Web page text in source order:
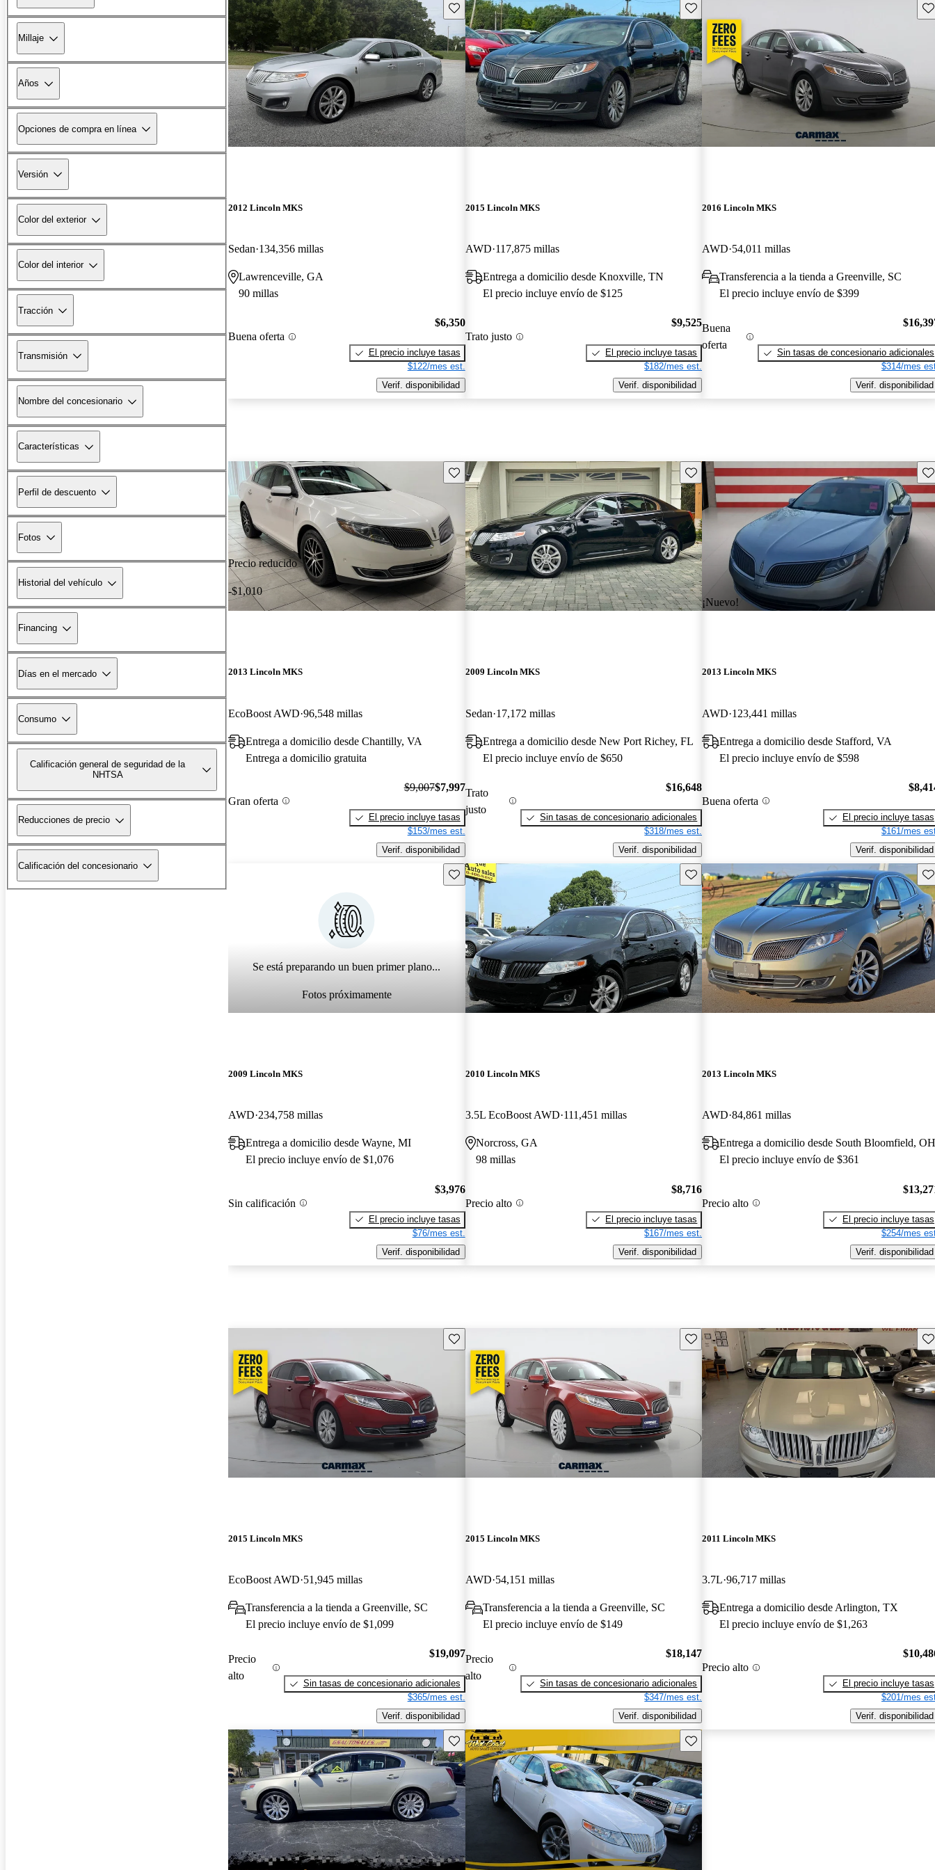
Millaje
Años
Opciones de compra en línea
Versión
Color del exterior
Color del interior
Tracción
Transmisión
Nombre del concesionario
Características
Perfil de descuento
Fotos
Historial del vehículo
Financing
Días en el mercado
Consumo
Calificación general de seguridad de la
NHTSA
Reducciones de precio
Calificación del concesionario
Guarda este Aviso
2012 Lincoln MKS
Sedan 134,356 millas
Lawrenceville, GA
90 millas
Buena oferta
$6,350
El precio incluye tasas
$122/mes est.
Verif. disponibilidad
Guarda este Aviso
2015 Lincoln MKS
AWD 117,875 millas
Entrega a domicilio desde Knoxville, TN
El precio incluye envío de $125
Trato justo
$9,525
El precio incluye tasas
$182/mes est.
Verif. disponibilidad
2016 Lincoln MKS
AWD 54,011 millas
Transferencia a la tienda a Greenville, SC
El precio incluye envío de $399
Buena
oferta
Sin tasas de concesionario adicionales
$314/mes
Verif. disponibilidad
Precio reducido
-$1,010
Guarda este Aviso
2013 Lincoln MKS
EcoBoost AWD 96,548 millas
Entrega a domicilio desde Chantilly, VA
Entrega a domicilio gratuita
Gran oferta
$9,007$7,997
El precio incluye tasas
$153/mes est.
Verif. disponibilidad
Guarda este Aviso
2009 Lincoln MKS
Sedan 17,172 millas
Entrega a domicilio desde New Port Richey, FL
El precio incluye envío de $650
Trato
justo
$16,648
Sin tasas de concesionario adicionales
$318/mes est.
Verif. disponibilidad
¡Nuevo!
2013 Lincoln MKS
AWD 123,441 millas
Entrega a domicilio desde Stafford, VA
El precio incluye envío de $598
Buena oferta
El precio incluye tasas
$161/mes
Verif. disponibilidad
Se está preparando un buen primer plano...
Fotos próximamente
Guarda este Aviso
2009 Lincoln MKS
AWD 234,758 millas
Entrega a domicilio desde Wayne, MI
El precio incluye envío de $1,076
Sin calificación
$3,976
El precio incluye tasas
$76/mes est.
Verif. disponibilidad
Guarda este Aviso
2010 Lincoln MKS
3.5L EcoBoost AWD 111,451 millas
Norcross, GA
98 millas
Precio alto
$8,716
El precio incluye tasas
$167/mes est.
Verif. disponibilidad
2013 Lincoln MKS
AWD 84,861 millas
Entrega a domicilio desde South Bloomfield,
El precio incluye envío de $361
Precio alto
El precio incluye tasas
$254/mes
Verif. disponibilidad
Guarda este Aviso
2015 Lincoln MKS
EcoBoost AWD 51,945 millas
Transferencia a la tienda a Greenville, SC
El precio incluye envío de $1,099
Precio
alto
$19,097
Sin tasas de concesionario adicionales
$365/mes est.
Verif. disponibilidad
Guarda este Aviso
2015 Lincoln MKS
AWD 54,151 millas
Transferencia a la tienda a Greenville, SC
El precio incluye envío de $149
Precio
alto
$18,147
Sin tasas de concesionario adicionales
$347/mes est.
Verif. disponibilidad
2011 Lincoln MKS
3.7L 96,717 millas
Entrega a domicilio desde Arlington, TX
El precio incluye envío de $1,263
Precio alto
El precio incluye tasas
$201/mes
Verif. disponibilidad
Guarda este Aviso Guarda este Aviso